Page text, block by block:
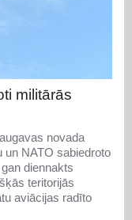
militārās
novada
un NATO sabiedroto
diennakts
teritorijās
aviācijas radīto